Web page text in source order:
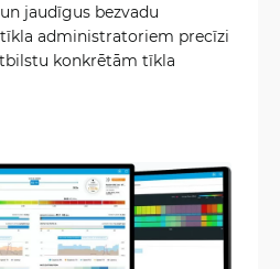
jaudīgus bezvadu
administratoriem precīzi
konkrētām tīkla